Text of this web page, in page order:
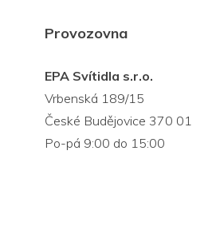
Provozovna
EPA Svítidla s.r.o.
Vrbenská 189/15
České Budějovice 370 01
Po-pá 9:00 do 15:00